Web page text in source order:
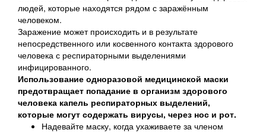
людей, которые находятся рядом с заражённым
человеком.
Заражение может происходить и в результате
непосредственного или косвенного контакта здорового
человека с респираторными выделениями
инфицированного.
Использование одноразовой медицинской маски
предотвращает попадание в организм здорового
человека капель респираторных выделений,
которые могут содержать вирусы, через нос и рот.
Надевайте маску, когда ухаживаете за членом